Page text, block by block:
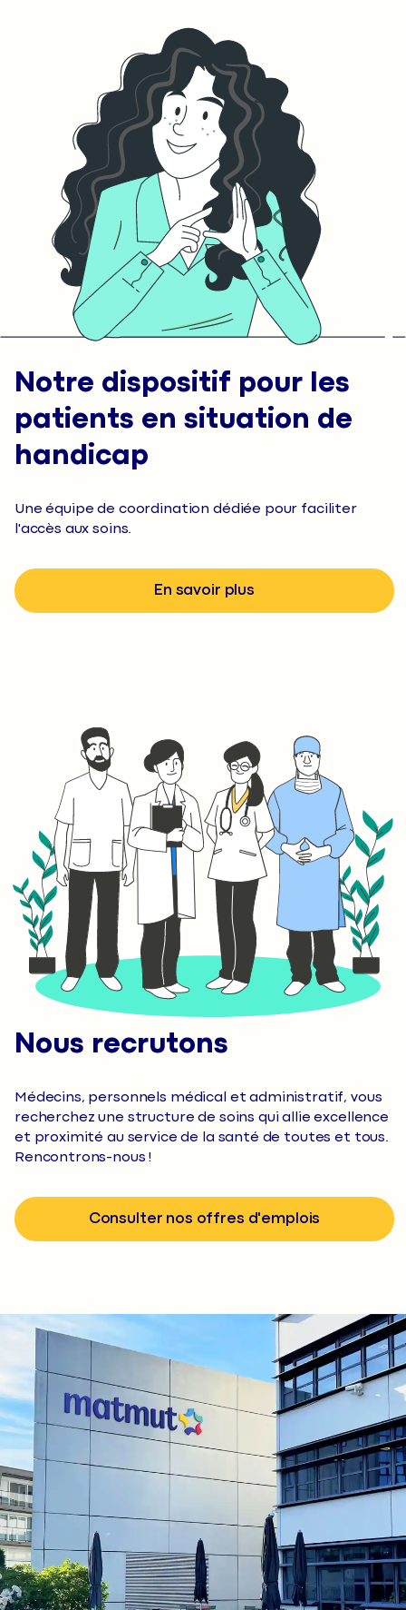
Notre dispositif pour les
patients en situation de
handicap
Une équipe de coordination dédiée pour faciliter
l'accès aux soins.
En savoir plus
Nous recrutons
Médecins, personnels médical et administratif, vous
recherchez une structure de soins qui allie excellence
et proximité au service de la santé de toutes et tous.
Rencontrons-nous !
Consulter nos offres d'emplois